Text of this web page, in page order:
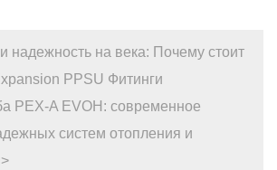
надежность на века: Почему стоит
PPSU Фитинги
PEX-A EVOH: современное
систем отопления и